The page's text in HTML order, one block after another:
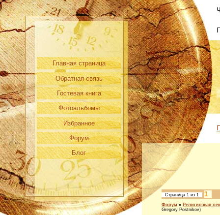
Главная страница
Обратная связь
Гостевая книга
Фотоальбомы
Избранное
Форум
Блог
Страница 1 из 1 1
Форум » Религиозная
Gregory Postnikov)